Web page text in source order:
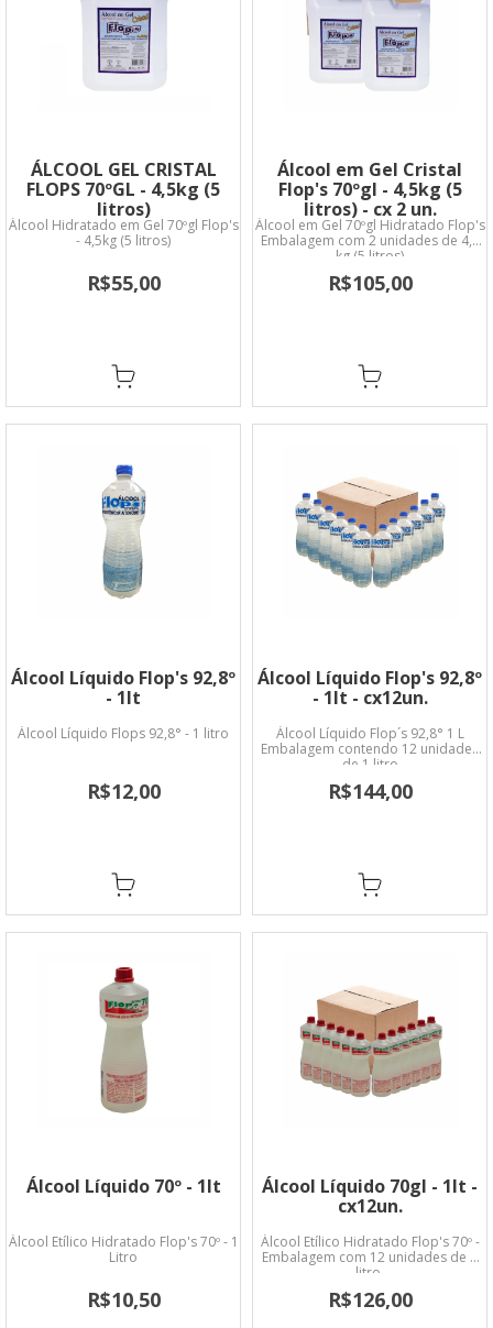
ÁLCOOL GEL CRISTAL
FLOPS 70ºGL - 4,5kg (5
litros)
Álcool Hidratado em Gel 70ºgl Flop's
- 4,5kg (5 litros)
R$55,00
Álcool em Gel Cristal
Flop's 70ºgl - 4,5kg (5
litros) - cx 2 un.
Álcool em Gel 70ºgl Hidratado Flop's
Embalagem com 2 unidades de 4,5
kg (5 litros)
R$105,00
Álcool Líquido Flop's 92,8º
- 1lt
Álcool Líquido Flops 92,8° - 1 litro
R$12,00
Álcool Líquido Flop's 92,8º
- 1lt - cx12un.
Álcool Líquido Flop´s 92,8° 1 L
Embalagem contendo 12 unidades
de 1 litro
R$144,00
Álcool Líquido 70º - 1lt
Álcool Etílico Hidratado Flop's 70º - 1
Litro
R$10,50
Álcool Líquido 70gl - 1lt -
cx12un.
Álcool Etílico Hidratado Flop's 70º -
Embalagem com 12 unidades de 1
litro.
R$126,00